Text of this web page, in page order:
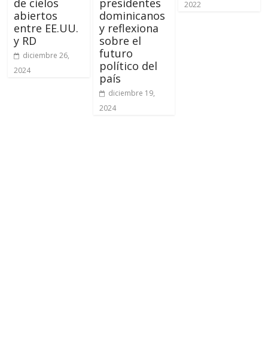
de cielos
abiertos
entre EE.UU.
y RD
diciembre 26,
2024
presidentes
dominicanos
y reflexiona
sobre el
futuro
político del
país
diciembre 19,
2024
2022